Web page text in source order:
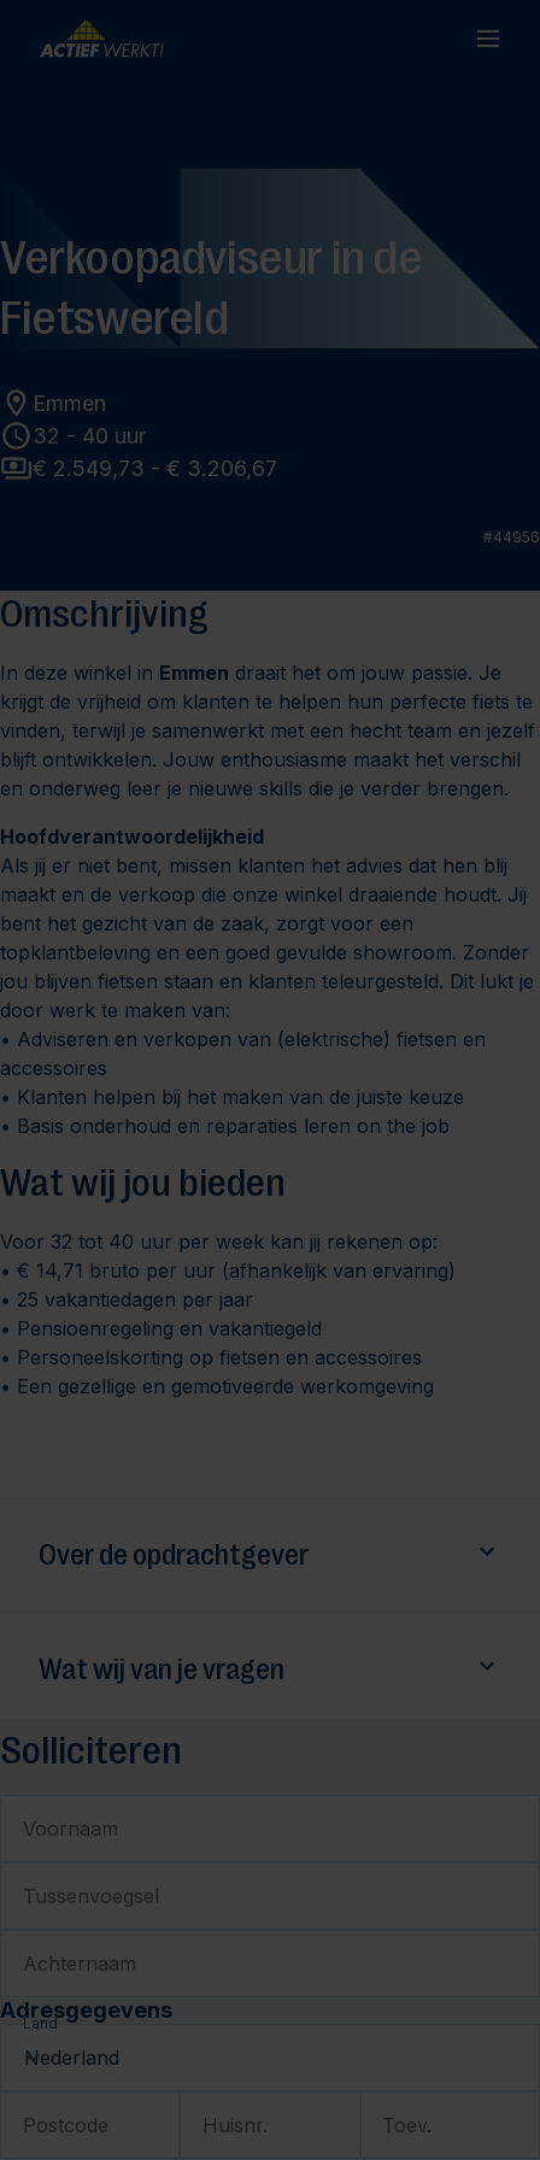
Verkoopadviseur in de
Fietswereld
Emmen
32 - 40 uur
€ 2.549,73 - € 3.206,67
#44956
Omschrijving
In deze winkel in Emmen draait het om jouw passie. Je
krijgt de vrijheid om klanten te helpen hun perfecte fiets te
vinden, terwijl je samenwerkt met een hecht team en jezelf
blijft ontwikkelen. Jouw enthousiasme maakt het verschil
en onderweg leer je nieuwe skills die je verder brengen.
Hoofdverantwoordelijkheid
Als jij er niet bent, missen klanten het advies dat hen blij
maakt en de verkoop die onze winkel draaiende houdt. Jij
bent het gezicht van de zaak, zorgt voor een
topklantbeleving en een goed gevulde showroom. Zonder
jou blijven fietsen staan en klanten teleurgesteld. Dit lukt je
door werk te maken van:
• Adviseren en verkopen van (elektrische) fietsen en
accessoires
• Klanten helpen bij het maken van de juiste keuze
• Basis onderhoud en reparaties leren on the job
Wat wij jou bieden
Voor 32 tot 40 uur per week kan jij rekenen op:
• € 14,71 bruto per uur (afhankelijk van ervaring)
• 25 vakantiedagen per jaar
• Pensioenregeling en vakantiegeld
• Personeelskorting op fietsen en accessoires
• Een gezellige en gemotiveerde werkomgeving
Over de opdrachtgever
Wat wij van je vragen
Solliciteren
Voornaam
Tussenvoegsel
Achternaam
Adresgegevens
Land
Postcode Huisnr. Toev.